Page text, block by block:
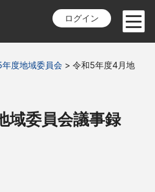
ログイン
度地域委員会 > 令和5年度4月地
域委員会議事録